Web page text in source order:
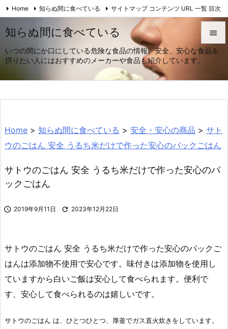
知らぬ間に食べている
いつの間にか口にしている危険な食品の情報。安全、安心な食品を
摂りたい人にはおすすめのメーカーや食品も紹介しています。




次へ
検索
Home 知らぬ間に食べている サイトマップ コンテンツ URL 一覧 目次
安全・安心  RSS
Home > 知らぬ間に食べている > 安全・安心の商品 > サト
ウのごはん 安全 うるち米だけで作った安心のパックごはん
サトウのごはん 安全 うるち米だけで作った安心のパ
ックごはん
 2019年9月11日  2023年12月22日
サトウのごはん 安全 うるち米だけで作った安心のパックご
はんは添加物不使用で安心です。味付きは添加物を使用し
ていますから白いご飯は安心して食べられます。便利で
す、安心して食べられるのは嬉しいです。
サトウのごはん は、ひとつひとつ、厚釜でガス直火炊きをしています。